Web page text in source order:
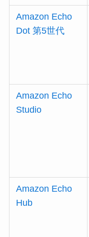
Amazon Echo
Dot 第5世代
Amazon Echo
Studio
Amazon Echo
Hub